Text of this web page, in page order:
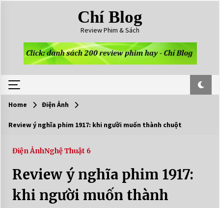
Chí Blog
Review Phim & Sách
Home Điện Ảnh
Review ý nghĩa phim 1917: khi người muốn thành chuột
Điện ẢnhNghệ Thuật 6
Review ý nghĩa phim 1917:
khi người muốn thành